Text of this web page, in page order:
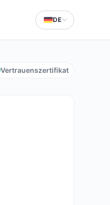
DE
Vertrauenszertifikat